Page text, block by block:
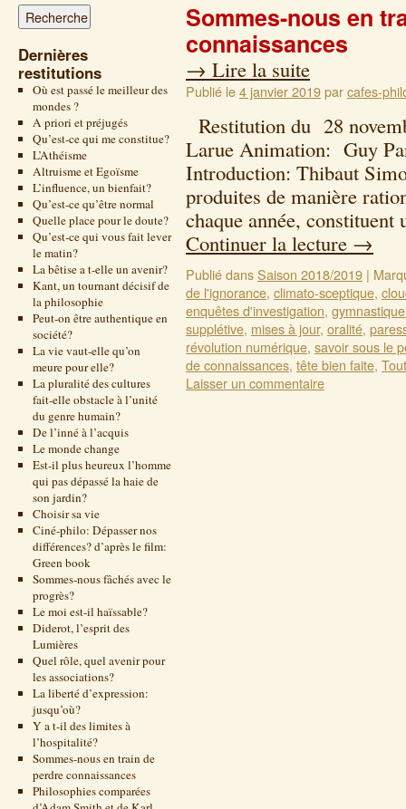
Dernières
restitutions
Où est passé le meilleur des
mondes ?
A priori et préjugés
Qu’est-ce qui me constitue?
L’Athéisme
Altruisme et Egoïsme
L’influence, un bienfait?
Qu’est-ce qu’être normal
Quelle place pour le doute?
Qu’est-ce qui vous fait lever
le matin?
La bêtise a t-elle un avenir?
Kant, un tournant décisif de
la philosophie
Peut-on être authentique en
société?
La vie vaut-elle qu’on
meure pour elle?
La pluralité des cultures
fait-elle obstacle à l’unité
du genre humain?
De l’inné à l’acquis
Le monde change
Est-il plus heureux l’homme
qui pas dépassé la haie de
son jardin?
Choisir sa vie
Ciné-philo: Dépasser nos
différences? d’après le film:
Green book
Sommes-nous fâchés avec le
progrès?
Le moi est-il haïssable?
Diderot, l’esprit des
Lumières
Quel rôle, quel avenir pour
les associations?
La liberté d’expression:
jusqu’où?
Y a t-il des limites à
l’hospitalité?
Sommes-nous en train de
perdre connaissances
Philosophies comparées
Sommes-nous en
connaissances
→ Lire la suite
Publié le4 janvier 2019parcafes-
Restitution du 28
Larue Animation: Guy
Introduction: Thibaut
produites de manière
chaque année,
Continuer la lecture →
Publié dansSaison 2018/2019 |
de l'ignorance, climato-sceptique,
enquêtes d'investigation,
supplétive, mises à jour, oralité,
révolution numérique, savoir sous le
de connaissances, tête bien faite,
Laisser un commentaire